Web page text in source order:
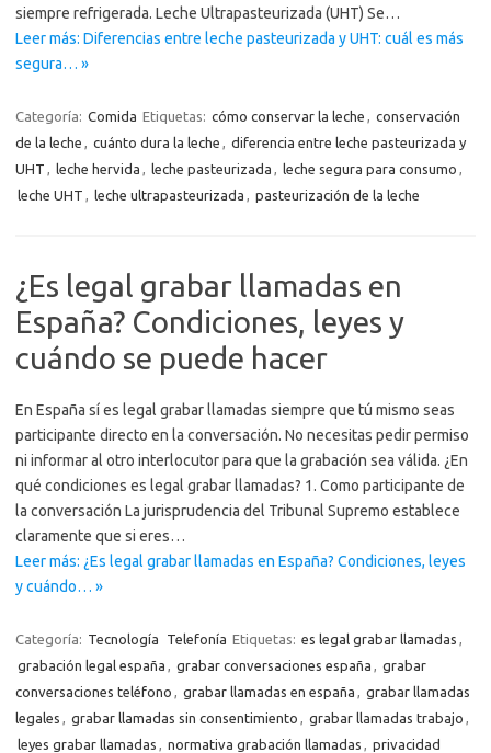
siempre refrigerada. Leche Ultrapasteurizada (UHT) Se…
Leer más: Diferencias entre leche pasteurizada y UHT: cuál es más
segura… »
Categoría: Comida Etiquetas: cómo conservar la leche , conservación
de la leche , cuánto dura la leche , diferencia entre leche pasteurizada y
UHT , leche hervida , leche pasteurizada , leche segura para consumo ,
leche UHT , leche ultrapasteurizada , pasteurización de la leche
¿Es legal grabar llamadas en
España? Condiciones, leyes y
cuándo se puede hacer
En España sí es legal grabar llamadas siempre que tú mismo seas
participante directo en la conversación. No necesitas pedir permiso
ni informar al otro interlocutor para que la grabación sea válida. ¿En
qué condiciones es legal grabar llamadas? 1. Como participante de
la conversación La jurisprudencia del Tribunal Supremo establece
claramente que si eres…
Leer más: ¿Es legal grabar llamadas en España? Condiciones, leyes
y cuándo… »
Categoría: Tecnología Telefonía Etiquetas: es legal grabar llamadas ,
grabación legal españa , grabar conversaciones españa , grabar
conversaciones teléfono , grabar llamadas en españa , grabar llamadas
legales , grabar llamadas sin consentimiento , grabar llamadas trabajo ,
leyes grabar llamadas , normativa grabación llamadas , privacidad